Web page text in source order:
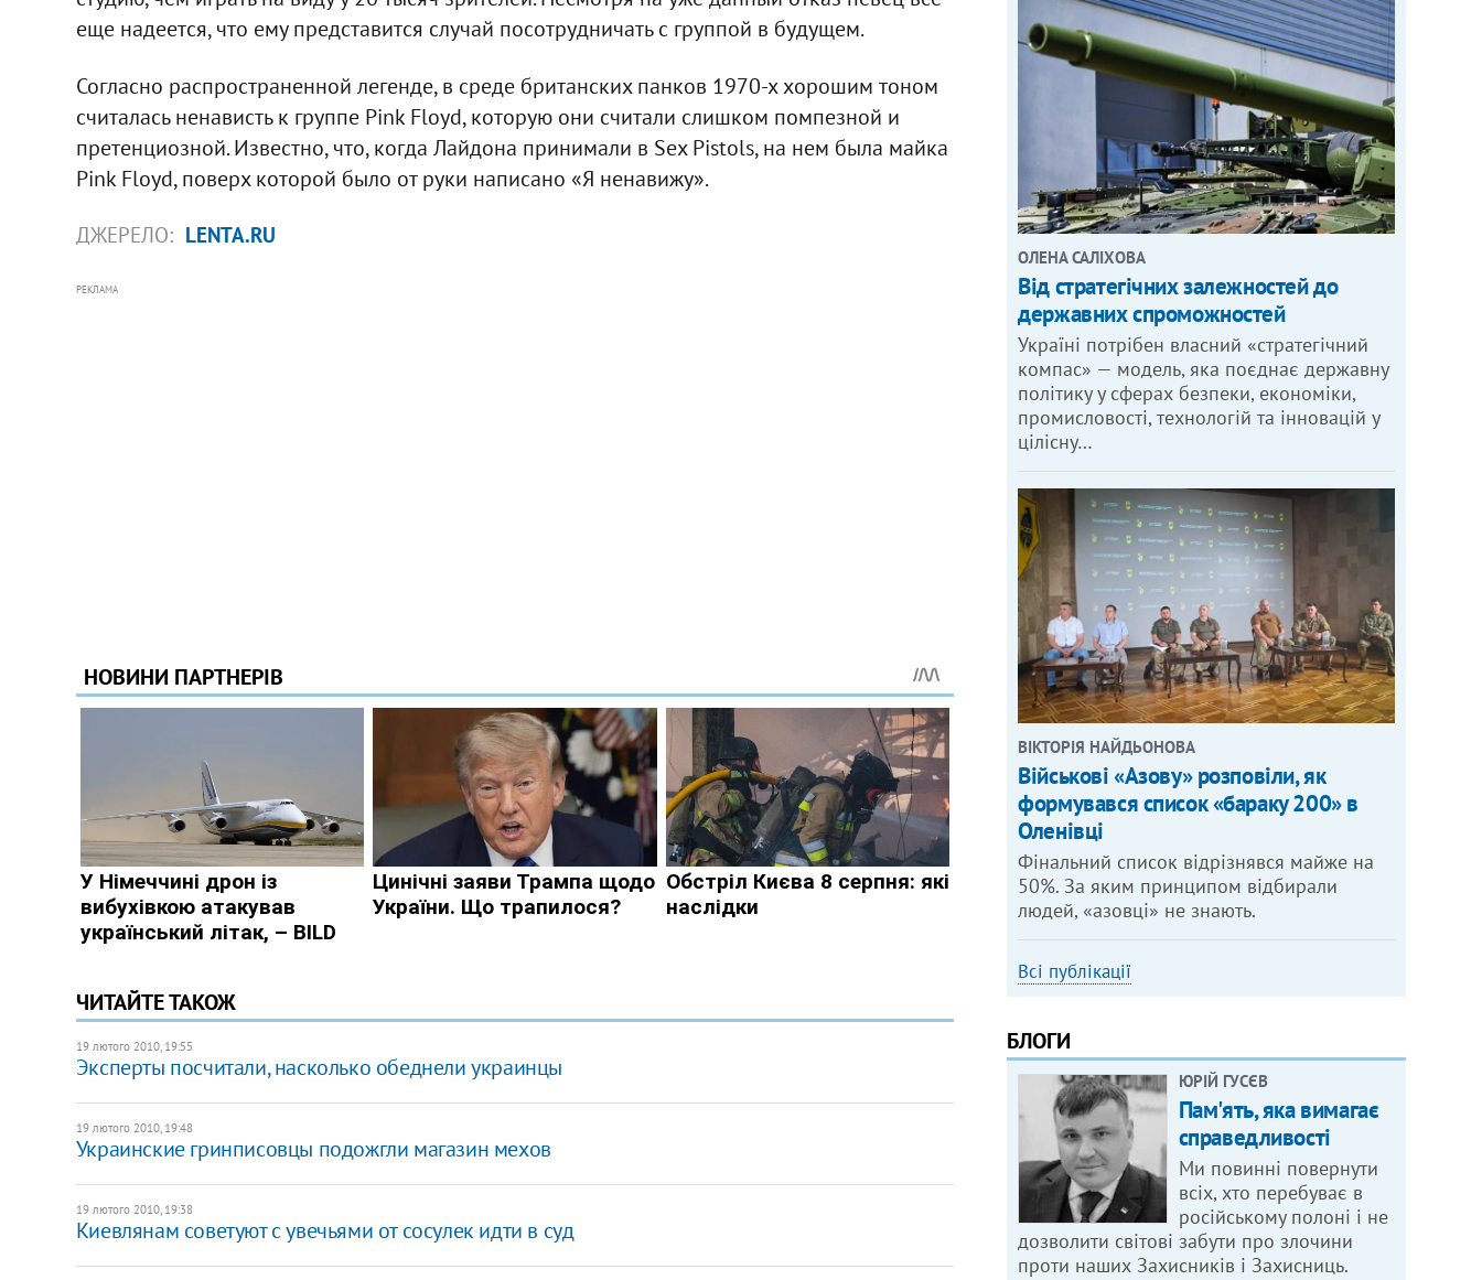
еще надеется, что ему представится случай посотрудничать с группой в будущем.
Согласно распространенной легенде, в среде британских панков 1970-х хорошим тоном
считалась ненависть к группе Pink Floyd, которую они считали слишком помпезной и
претенциозной. Известно, что, когда Лайдона принимали в Sex Pistols, на нем была майка
Pink Floyd, поверх которой было от руки написано «Я ненавижу».
ДЖЕРЕЛО: LENTA.RU
РЕКЛАМА
ЧИТАЙТЕ ТАКОЖ
19 лютого 2010, 19:55
Эксперты посчитали, насколько обеднели украинцы
19 лютого 2010, 19:48
Украинские гринписовцы подожгли магазин мехов
19 лютого 2010, 19:38
Киевлянам советуют с увечьями от сосулек идти в суд
ОЛЕНА САЛІХОВА
Від стратегічних залежностей до
державних спроможностей
Україні потрібен власний «стратегічний
компас» — модель, яка поєднає державну
політику у сферах безпеки, економіки,
промисловості, технологій та інновацій у
цілісну…
ВІКТОРІЯ НАЙДЬОНОВА
Військові «Азову» розповіли, як
формувався список «бараку 200» в
Оленівці
Фінальний список відрізнявся майже на
50%. За яким принципом відбирали
людей, «азовці» не знають.
Всі публікації
БЛОГИ
ЮРІЙ ГУСЄВ
Пам'ять, яка вимагає
справедливості
Ми повинні повернути
всіх, хто перебуває в
російському полоні і не
дозволити світові забути про злочини
проти наших Захисників і Захисниць.